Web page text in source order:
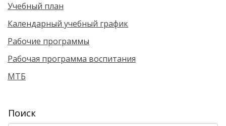
Учебный план
Календарный учебный график
Рабочие программы
Рабочая программа воспитания
МТБ
Поиск